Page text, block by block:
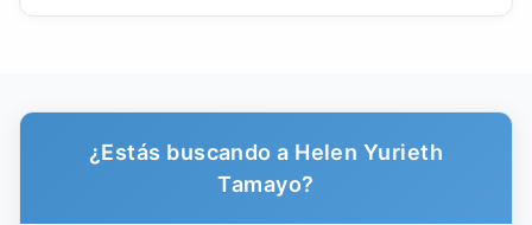
¿Estás buscando a Helen Yurieth
Tamayo?